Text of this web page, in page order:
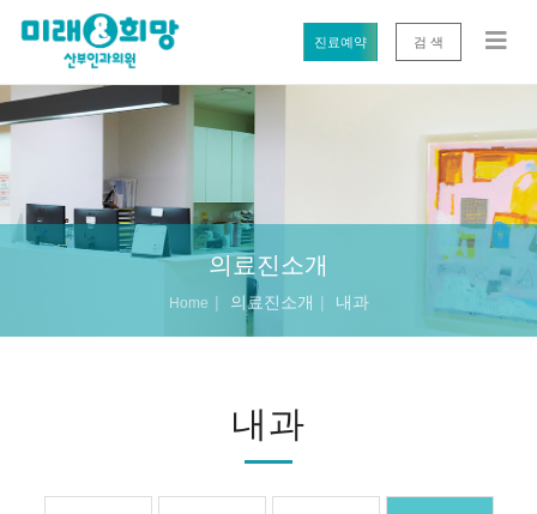
진료예약 검 색
의료진소개
Home 의료진소개 내과
내과